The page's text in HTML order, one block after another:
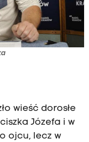
wieść dorosłe
Józefa i w
ojcu, lecz w